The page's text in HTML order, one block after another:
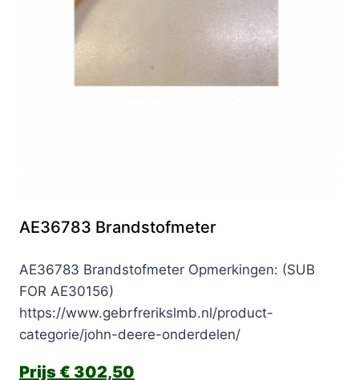
AE36783 Brandstofmeter
AE36783 Brandstofmeter Opmerkingen: (SUB
FOR AE30156)
https://www.gebrfrerikslmb.nl/product-
categorie/john-deere-onderdelen/
€ 302,50